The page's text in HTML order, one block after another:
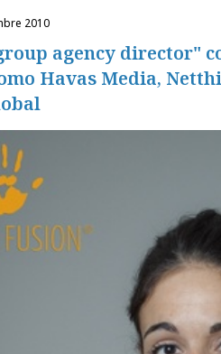
2010
agency director"
Havas Media,